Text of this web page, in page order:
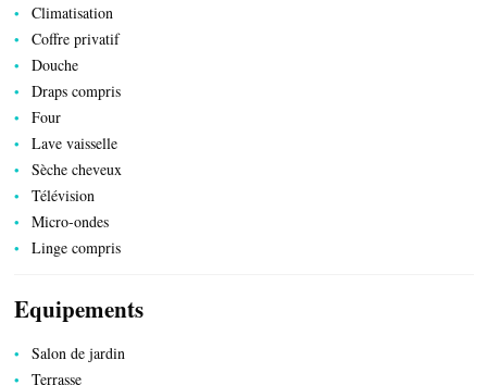
TRANSPORTS
Climatisation
Coffre privatif
Douche
Draps compris
Four
Lave vaisselle
Sèche cheveux
Télévision
Micro-ondes
Linge compris
Equipements
Salon de jardin
Terrasse